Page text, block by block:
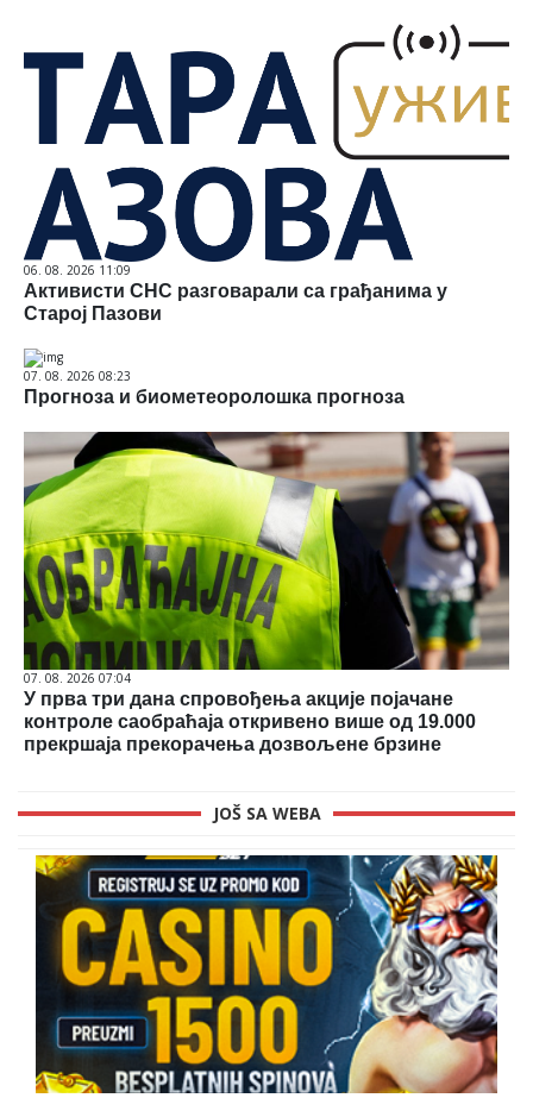
06. 08. 2026 11:09
Активисти СНС разговарали са грађанима у
Старој Пазови
07. 08. 2026 08:23
Прогноза и биометеоролошка прогноза
07. 08. 2026 07:04
У прва три дана спровођења акције појачане
контроле саобраћаја откривено више од 19.000
прекршаја прекорачења дозвољене брзине
JOŠ SA WEBA